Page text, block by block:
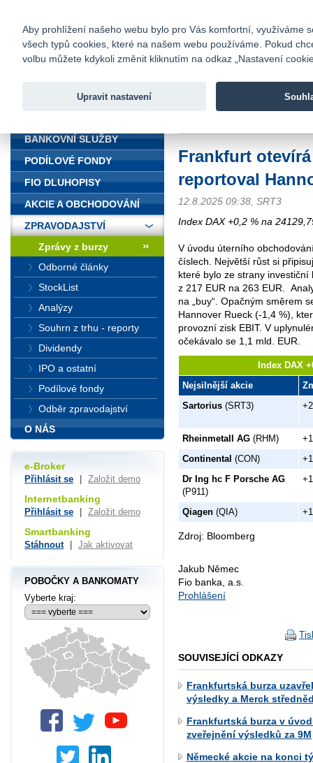
Fio banka
Fio banka
Frankfurt
reportoval
12.8.2025 09:38, SRT3
Index DAX +0,2 % na
V úvodu úterního
číslech. Největší růst si
které bylo ze strany
z 217 EUR na 263 EUR.
na „buy“. Opačným směrem
Hannover Rueck (-1,4 %),
provozní zisk EBIT. V
očekávalo se 1,1 mld. EUR.
Index DAX
Nejsilnější akcie
Sartorius (SRT3)
Rheinmetall AG (RHM)
Continental (CON)
Dr Ing hc F Porsche AG
(P911)
Qiagen (QIA)
Zdroj: Bloomberg
Jakub Němec
Fio banka, a.s.
Prohlášení
SOUVISEJÍCÍ ODKAZY
Frankfurtská burza
výsledky a Merck
Frankfurtská burza v
zveřejnění výsledků za 9M
Německé akcie na konci
BANKOVNÍ SLUŽBY
PODÍLOVÉ FONDY
FIO DLUHOPISY
AKCIE A OBCHODOVÁNÍ
ZPRAVODAJSTVÍ
Zprávy z burzy
Odborné články
StockList
Analýzy
Souhrn z trhu - reporty
Dividendy
IPO a ostatní
Podílové fondy
Odběr zpravodajství
O NÁS
e-Broker
Přihlásit se Založit demo
Internetbanking
Přihlásit se Založit demo
Smartbanking
Stáhnout Jak aktivovat
POBOČKY A BANKOMATY
Vyberte kraj:
Aby prohlížení našeho webu bylo pro Vás komfortní, využíváme
všech typů cookies, které na našem webu používáme. Pokud
volbu můžete kdykoli změnit kliknutím na odkaz „Nastavení
Upravit nastavení